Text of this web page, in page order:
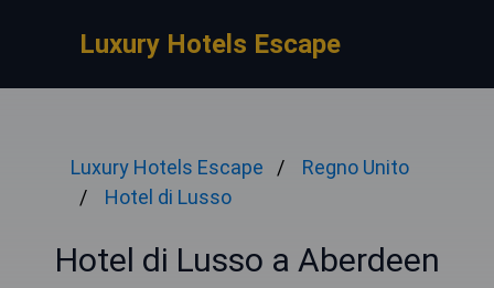
Luxury Hotels Escape
Luxury Hotels Escape
Regno Unito
Hotel di Lusso
Hotel di Lusso a Aberdeen